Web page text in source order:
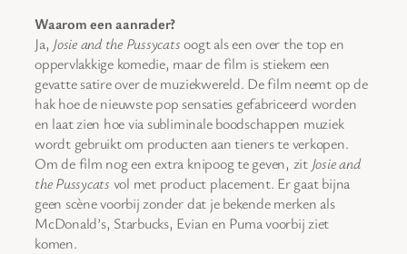
Waarom een aanrader?
Ja, Josie and the Pussycatsoogt als een over the top en
oppervlakkige komedie, maar de film is stiekem een
gevatte satire over de muziekwereld. De film neemt op de
hak hoe de nieuwste pop sensaties gefabriceerd worden
en laat zien hoe via subliminale boodschappen muziek
wordt gebruikt om producten aan tieners te verkopen.
Om de film nog een extra knipoog te geven, zit Josie and
the Pussycats vol met product placement. Er gaat bijna
geen scène voorbij zonder dat je bekende merken als
McDonald’s, Starbucks, Evian en Puma voorbij ziet
komen.